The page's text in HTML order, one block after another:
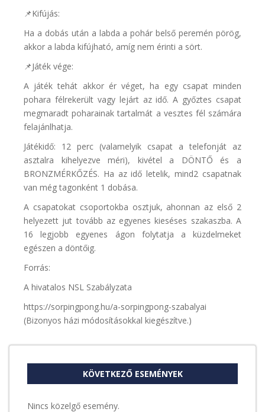
📌Kifújás:
Ha a dobás után a labda a pohár belső peremén pörög,
akkor a labda kifújható, amíg nem érinti a sört.
📌Játék vége:
A játék tehát akkor ér véget, ha egy csapat minden
pohara félrekerült vagy lejárt az idő. A győztes csapat
megmaradt poharainak tartalmát a vesztes fél számára
felajánlhatja.
Játékidő: 12 perc (valamelyik csapat a telefonját az
asztalra kihelyezve méri), kivétel a DÖNTŐ és a
BRONZMÉRKŐZÉS. Ha az idő letelik, mind2 csapatnak
van még tagonként 1 dobása.
A csapatokat csoportokba osztjuk, ahonnan az első 2
helyezett jut tovább az egyenes kieséses szakaszba. A
16 legjobb egyenes ágon folytatja a küzdelmeket
egészen a döntőig.
Forrás:
A hivatalos NSL Szabályzata
https://sorpingpong.hu/a-sorpingpong-szabalyai
(Bizonyos házi módosításokkal kiegészítve.)
KÖVETKEZŐ ESEMÉNYEK
Nincs közelgő esemény.